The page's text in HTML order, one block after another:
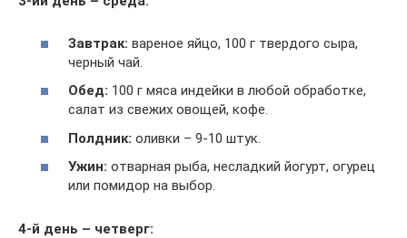
Завтрак: вареное яйцо, 100 г твердого сыра,
черный чай.
Обед: 100 г мяса индейки в любой обработке,
салат из свежих овощей, кофе.
Полдник: оливки – 9-10 штук.
Ужин: отварная рыба, несладкий йогурт, огурец
или помидор на выбор.
4-й день – четверг: